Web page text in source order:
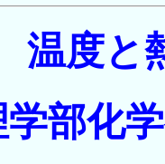
温度と
学部化